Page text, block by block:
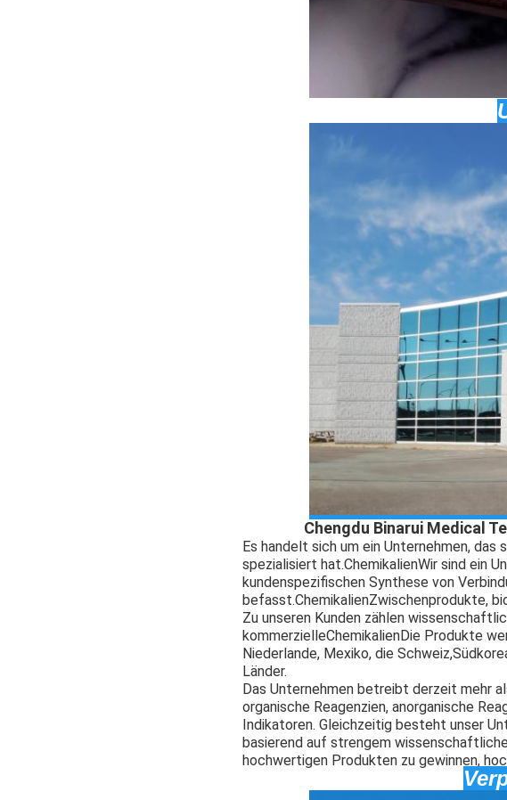
Chengdu Binarui Medical
Es handelt sich um ein Unternehmen,
spezialisiert hat.ChemikalienWir sind ein
kundenspezifischen Synthese von
befasst.ChemikalienZwischenprodukte,
Zu unseren Kunden zählen
kommerzielleChemikalienDie Produkte
Niederlande, Mexiko, die
Länder.
Das Unternehmen betreibt derzeit mehr
organische Reagenzien, anorganische
Indikatoren. Gleichzeitig besteht unser
basierend auf strengem
hochwertigen Produkten zu gewinnen,